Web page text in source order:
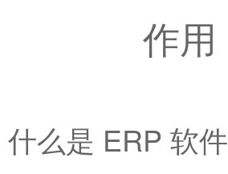
作用
什么是 ERP 软件